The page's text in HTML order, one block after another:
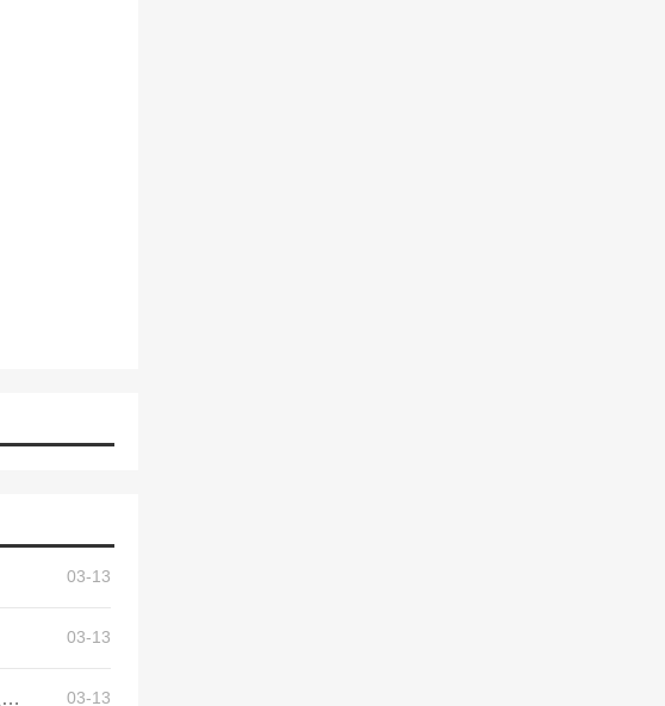
03-13
03-13
为什么我cf老实数据异常_为什么玩CF总是出现网络异常，还有连接 03-13